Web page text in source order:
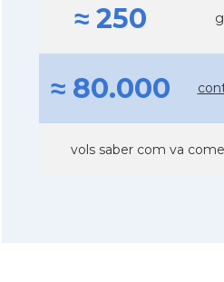
≈ 250
≈ 80.000
vols saber com va